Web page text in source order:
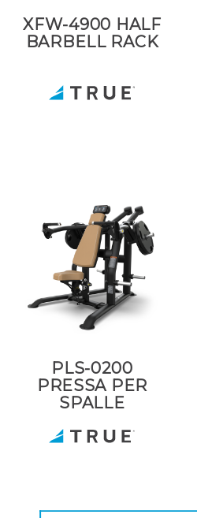
XFW-4900 HALF
BARBELL RACK
PLS-0200
PRESSA PER
SPALLE